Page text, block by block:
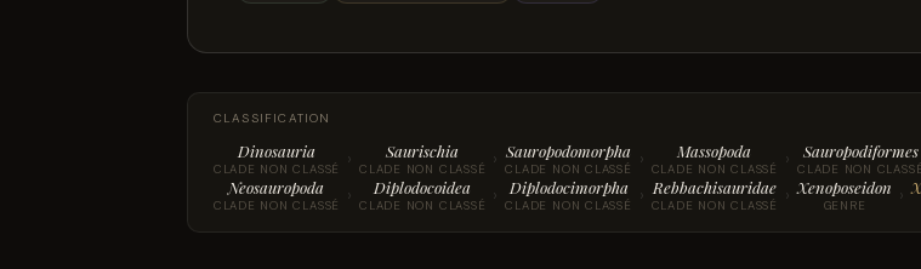
CLASSIFICATION
Dinosauria
CLADE NON CLASSÉ › Saurischia
CLADE NON CLASSÉ › Sauropodomorpha
CLADE NON CLASSÉ › Massopoda
CLADE NON CLASSÉ › Sauropodiformes
CLADE NON CLASSÉ
Neosauropoda
CLADE NON CLASSÉ › Diplodocoidea
CLADE NON CLASSÉ › Diplodocimorpha
CLADE NON CLASSÉ › Rebbachisauridae
CLADE NON CLASSÉ › Xenoposeidon
GENRE ›